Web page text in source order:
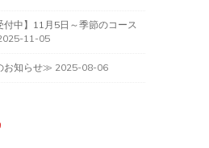
付中】11月5日～季節のコース
11-05
お知らせ≫ 2025-08-06